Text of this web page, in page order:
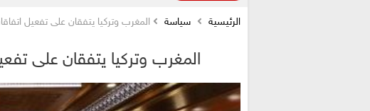
الرئيسية سياسة المغرب وتركيا يتفقان على تفعيل
المغرب وتركيا يتفقان على